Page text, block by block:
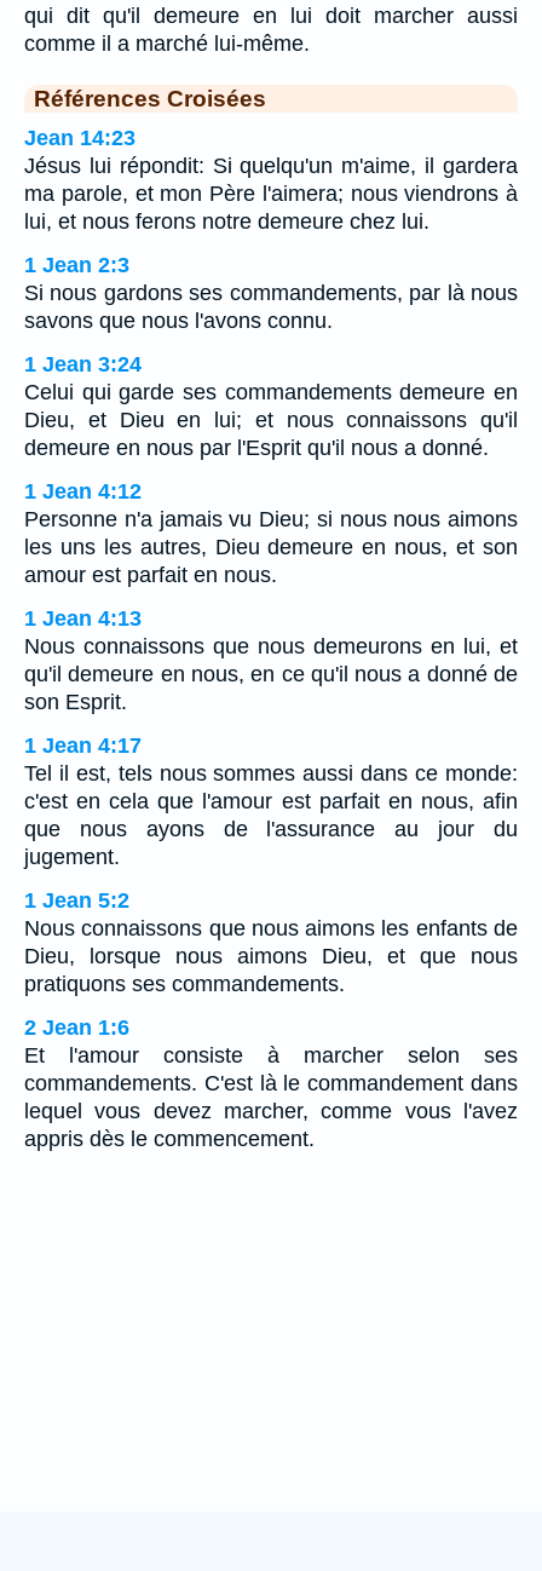
qui dit qu'il demeure en lui doit marcher aussi
comme il a marché lui-même.
Références Croisées
Jean 14:23
Jésus lui répondit: Si quelqu'un m'aime, il gardera
ma parole, et mon Père l'aimera; nous viendrons à
lui, et nous ferons notre demeure chez lui.
1 Jean 2:3
Si nous gardons ses commandements, par là nous
savons que nous l'avons connu.
1 Jean 3:24
Celui qui garde ses commandements demeure en
Dieu, et Dieu en lui; et nous connaissons qu'il
demeure en nous par l'Esprit qu'il nous a donné.
1 Jean 4:12
Personne n'a jamais vu Dieu; si nous nous aimons
les uns les autres, Dieu demeure en nous, et son
amour est parfait en nous.
1 Jean 4:13
Nous connaissons que nous demeurons en lui, et
qu'il demeure en nous, en ce qu'il nous a donné de
son Esprit.
1 Jean 4:17
Tel il est, tels nous sommes aussi dans ce monde:
c'est en cela que l'amour est parfait en nous, afin
que nous ayons de l'assurance au jour du
jugement.
1 Jean 5:2
Nous connaissons que nous aimons les enfants de
Dieu, lorsque nous aimons Dieu, et que nous
pratiquons ses commandements.
2 Jean 1:6
Et l'amour consiste à marcher selon ses
commandements. C'est là le commandement dans
lequel vous devez marcher, comme vous l'avez
appris dès le commencement.